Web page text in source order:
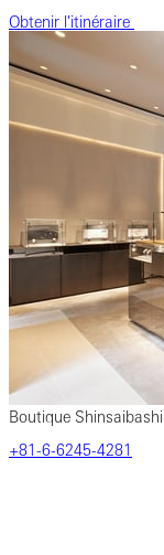
Obtenir l'itinéraire
Boutique Shinsaibashi
‎+81-6-6245-4281